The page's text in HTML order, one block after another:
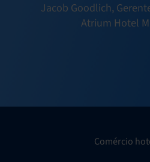
Jacob Goodlich,
Atrium Hotel
Comércio